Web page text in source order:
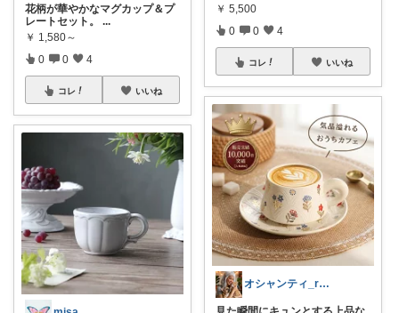
花柄が華やかなマグカップ＆プ
レートセット。
...
￥ 1,580～
0 0 4
コレ いいね
￥ 5,500
0 0 4
コレ いいね
オシャンティ_room